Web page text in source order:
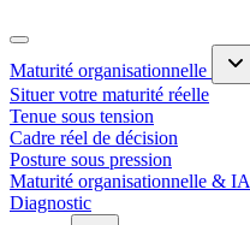
Maturité organisationnelle
Situer votre maturité réelle
Tenue sous tension
Cadre réel de décision
Posture sous pression
Maturité organisationnelle & IA
Diagnostic